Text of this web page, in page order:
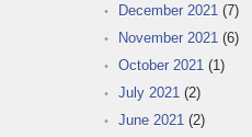
December 2021 (7)
November 2021 (6)
October 2021 (1)
July 2021 (2)
June 2021 (2)